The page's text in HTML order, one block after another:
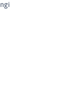
zdecydowanie
z pewnością
z